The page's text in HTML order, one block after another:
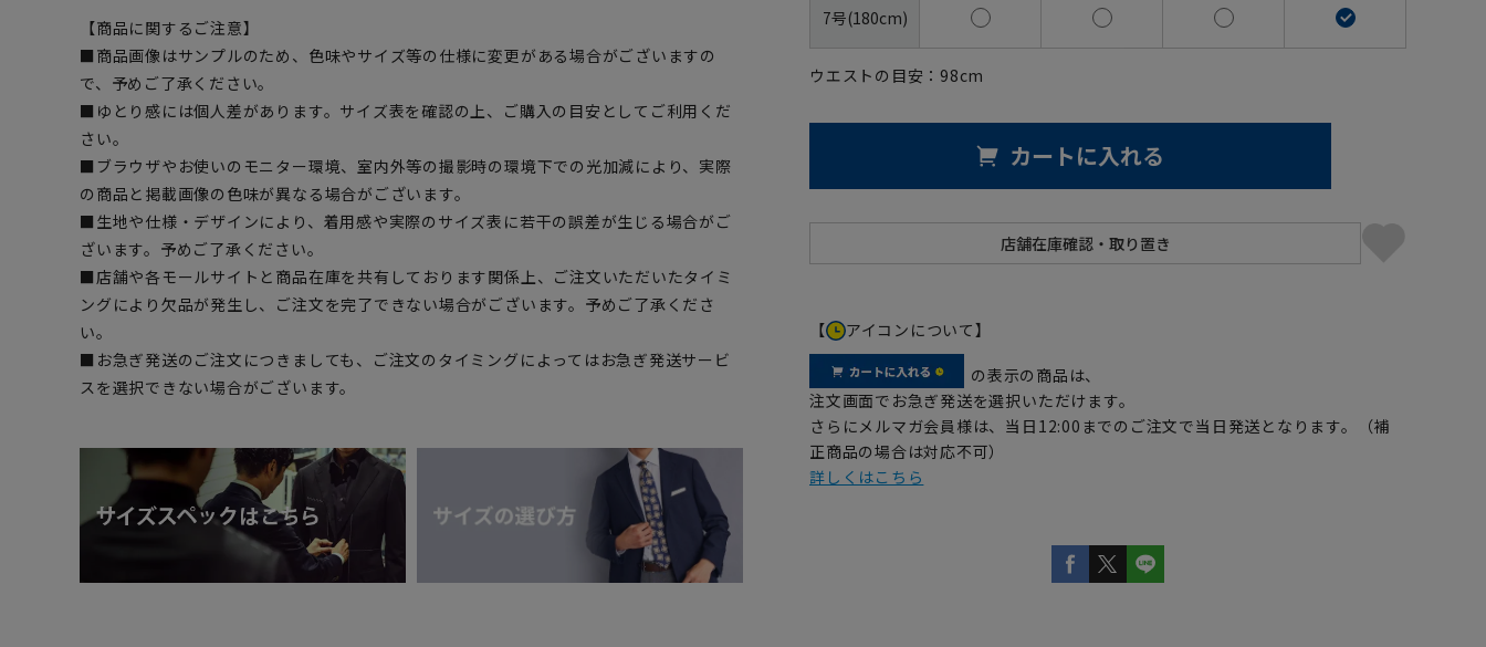
【商品に関するご注意】
■商品画像はサンプルのため、色味やサイズ等の仕様に変更がある場合がございますの
で、予めご了承ください。
■ゆとり感には個人差があります。サイズ表を確認の上、ご購入の目安としてご利用くだ
さい。
■ブラウザやお使いのモニター環境、室内外等の撮影時の環境下での光加減により、実際
の商品と掲載画像の色味が異なる場合がございます。
■生地や仕様・デザインにより、着用感や実際のサイズ表に若干の誤差が生じる場合がご
ざいます。予めご了承ください。
■店舗や各モールサイトと商品在庫を共有しております関係上、ご注文いただいたタイミ
ングにより欠品が発生し、ご注文を完了できない場合がございます。予めご了承くださ
い。
■お急ぎ発送のご注文につきましても、ご注文のタイミングによってはお急ぎ発送サービ
スを選択できない場合がございます。
7号(180cm)
ウエストの目安： 98cm
カートに入れる
【 アイコンについて】
の表示の商品は、
注文画面でお急ぎ発送を選択いただけます。
さらにメルマガ会員様は、当日12:00までのご注文で当日発送となります。（補
正商品の場合は対応不可）
詳しくはこちら